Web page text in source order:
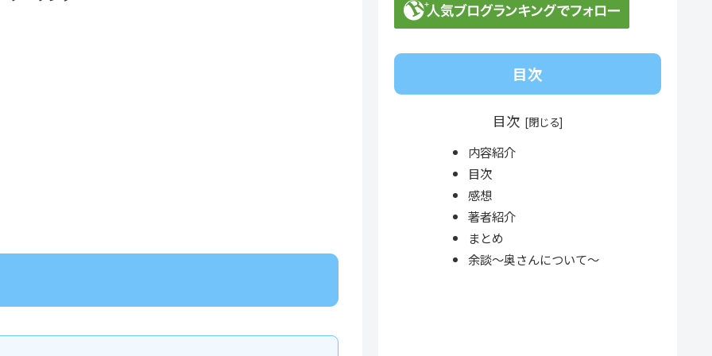
目次
目次
内容紹介
目次
感想
著者紹介
まとめ
余談～奥さんについて～